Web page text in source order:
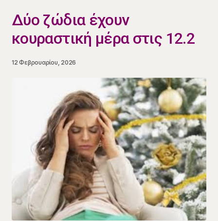
Δύο ζώδια έχουν
κουραστική μέρα στις 12.2
12 Φεβρουαρίου, 2026